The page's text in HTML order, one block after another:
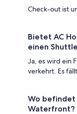
Check-out ist
Bietet AC
einen
Ja, es wird ein
verkehrt. Es
Wo befindet
Waterfront?